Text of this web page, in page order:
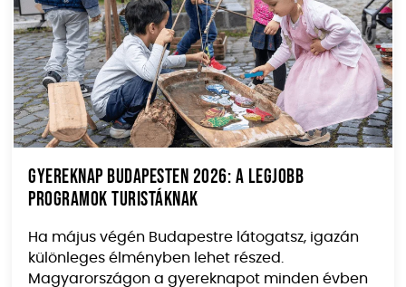
Gyereknap Budapesten 2026: A legjobb
programok turistáknak
Ha május végén Budapestre látogatsz, igazán
különleges élményben lehet részed.
Magyarországon a gyereknapot minden évben